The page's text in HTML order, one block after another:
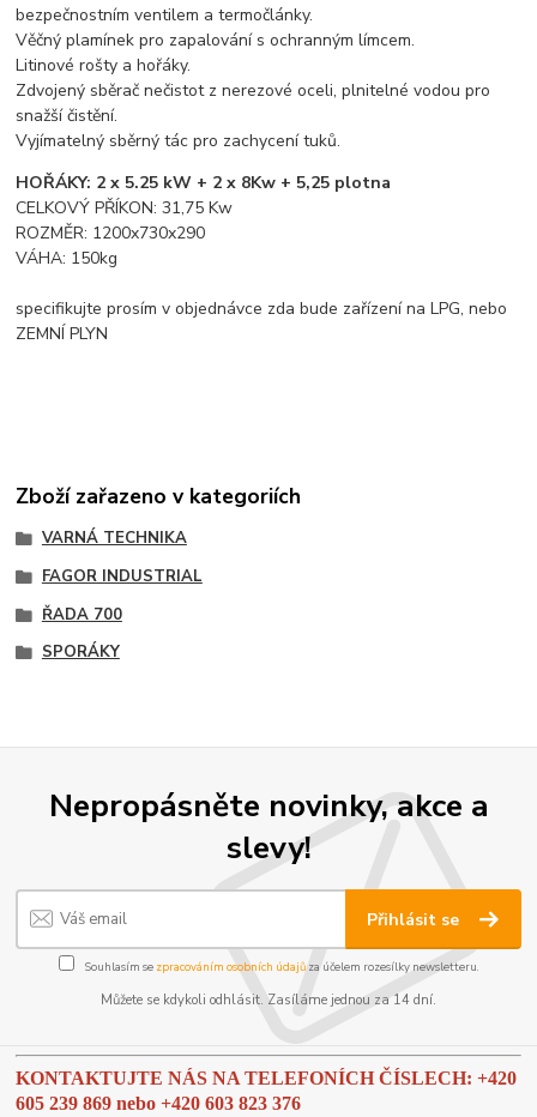
bezpečnostním ventilem a termočlánky.
Věčný plamínek pro zapalování s ochranným límcem.
Litinové rošty a hořáky.
Zdvojený sběrač nečistot z nerezové oceli, plnitelné vodou pro
snažší čistění.
Vyjímatelný sběrný tác pro zachycení tuků.
HOŘÁKY: 2 x 5.25 kW + 2 x 8Kw + 5,25 plotna
CELKOVÝ PŘÍKON: 31,75 Kw
ROZMĚR: 1200x730x290
VÁHA: 150kg
specifikujte prosím v objednávce zda bude zařízení na LPG, nebo
ZEMNÍ PLYN
Zboží zařazeno v kategoriích
VARNÁ TECHNIKA
FAGOR INDUSTRIAL
ŘADA 700
SPORÁKY
Nepropásněte novinky, akce a
slevy!
Přihlásit se
Souhlasím se zpracováním osobních údajůza účelem rozesílky newsletteru.
Můžete se kdykoli odhlásit. Zasíláme jednou za 14 dní.
KONTAKTUJTE NÁS NA TELEFONÍCH ČÍSLECH: +420
605 239 869 nebo+420 603 823 376